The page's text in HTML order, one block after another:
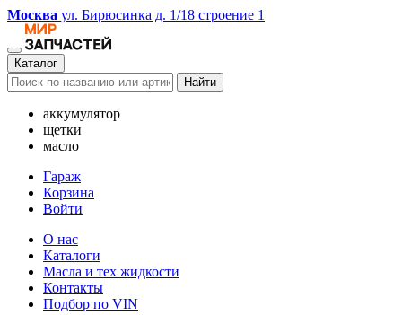
Москва ул. Бирюсинка д. 1/18 строение 1
Каталог
Найти
аккумулятор
щетки
масло
Гараж
Корзина
Войти
О нас
Каталоги
Масла и тех жидкости
Контакты
Подбор по VIN